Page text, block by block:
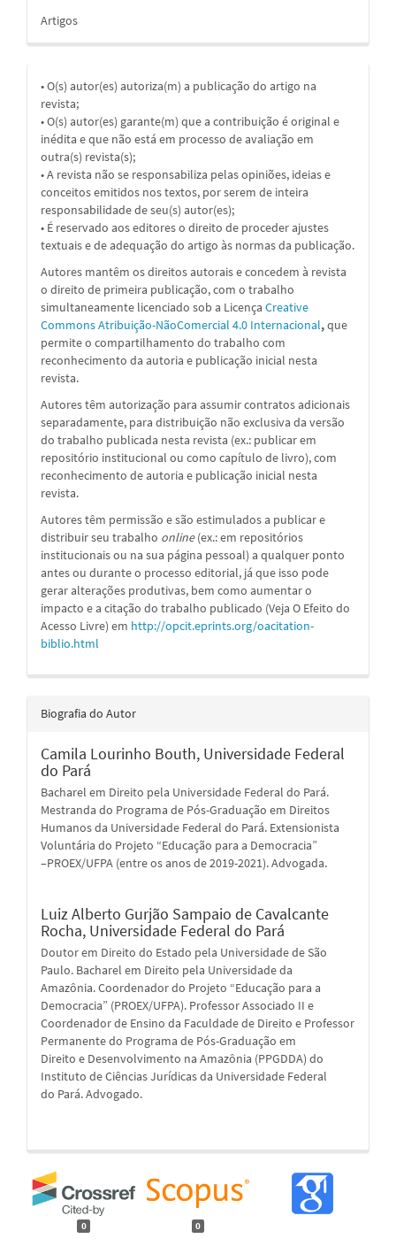
Artigos
• O(s) autor(es) autoriza(m) a publicação do artigo na
revista;
• O(s) autor(es) garante(m) que a contribuição é original e
inédita e que não está em processo de avaliação em
outra(s) revista(s);
• A revista não se responsabiliza pelas opiniões, ideias e
conceitos emitidos nos textos, por serem de inteira
responsabilidade de seu(s) autor(es);
• É reservado aos editores o direito de proceder ajustes
textuais e de adequação do artigo às normas da publicação.
Autores mantêm os direitos autorais e concedem à revista
o direito de primeira publicação, com o trabalho
simultaneamente licenciado sob a Licença Creative
Commons Atribuição-NãoComercial 4.0 Internacional,que
permite o compartilhamento do trabalho com
reconhecimento da autoria e publicação inicial nesta
revista.
Autores têm autorização para assumir contratos adicionais
separadamente, para distribuição não exclusiva da versão
do trabalho publicada nesta revista (ex.: publicar em
repositório institucional ou como capítulo de livro), com
reconhecimento de autoria e publicação inicial nesta
revista.
Autores têm permissão e são estimulados a publicar e
distribuir seu trabalho online(ex.: em repositórios
institucionais ou na sua página pessoal) a qualquer ponto
antes ou durante o processo editorial, já que isso pode
gerar alterações produtivas, bem como aumentar o
impacto e a citação do trabalho publicado (Veja O Efeito do
Acesso Livre) em http://opcit.eprints.org/oacitation-
biblio.html
Biografia do Autor
Camila Lourinho Bouth, Universidade Federal
do Pará
Bacharel em Direito pela Universidade Federal do Pará.
Mestranda do Programa de Pós-Graduação em Direitos
Humanos da Universidade Federal do Pará. Extensionista
Voluntária do Projeto “Educação para a Democracia”
–PROEX/UFPA (entre os anos de 2019-2021). Advogada.
Luiz Alberto Gurjão Sampaio de Cavalcante
Rocha, Universidade Federal do Pará
Doutor em Direito do Estado pela Universidade de São
Paulo. Bacharel em Direito pela Universidade da
Amazônia. Coordenador do Projeto “Educação para a
Democracia” (PROEX/UFPA). Professor Associado II e
Coordenador de Ensino da Faculdade de Direito e Professor
Permanente do Programa de Pós-Graduação em
Direito e Desenvolvimento na Amazônia (PPGDDA) do
Instituto de Ciências Jurídicas da Universidade Federal
do Pará. Advogado.
0 0